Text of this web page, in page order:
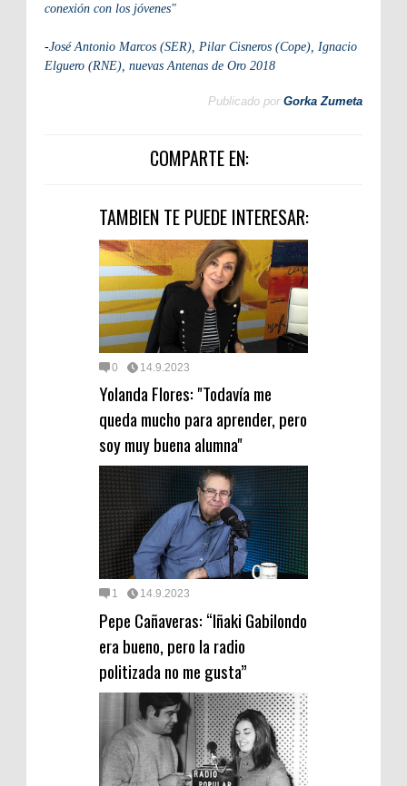
conexión con los jóvenes"
-José Antonio Marcos (SER), Pilar Cisneros (Cope), Ignacio
Elguero (RNE), nuevas Antenas de Oro 2018
Publicado por Gorka Zumeta
COMPARTE EN:
TAMBIEN TE PUEDE INTERESAR:
0 14.9.2023
Yolanda Flores: "Todavía me
queda mucho para aprender, pero
soy muy buena alumna"
1 14.9.2023
Pepe Cañaveras: “Iñaki Gabilondo
era bueno, pero la radio
politizada no me gusta”